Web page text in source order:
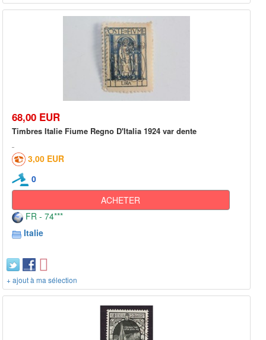
68,00 EUR
Timbres Italie Fiume Regno D'Italia 1924 var dente
3,00 EUR
0
ACHETER
FR - 74***
Italie
+ ajout à ma sélection